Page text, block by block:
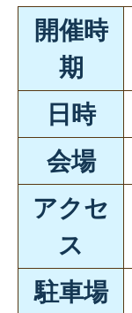
開催時
期
日時
会場
アクセ
ス
駐車場